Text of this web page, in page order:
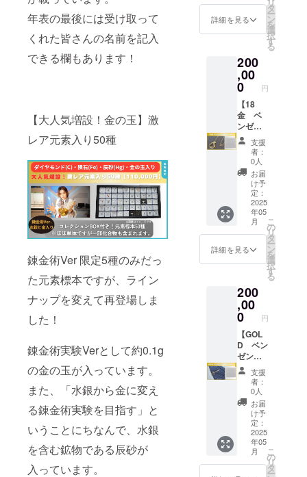
年表の最後には受け取って
くれた皆さんの名前を記入
できる欄もあります！
【大人気増設！金の玉】激
レア元素入り50種
錬金術Ver 限定5種のみだっ
た元素標本ですが、ライン
ナップを変えて再登場しま
した！
錬金術実験Verとして約0.1g
の金の玉が入っています。
また、「水銀から金に変え
る錬金術実験を目指す」と
いうことにちなんで、水銀
を含む鉱物である辰砂が
入っています。
先着順
で割り
レー版
画A4
額縁・
付き 送
料込み
詳しく
は動画
チェッ
ク！
https://
youtu.b
e/vTLK-
glSG5Q
※実験内
容・時
間は変
もござ
いま
す。 ※
関東の
ラボま
でお越
しいた
だける
方が対
象で
す。 ※
くられ
先生は
一部の
時間帯
に登場
しま
す。 高
校生以
場合、
保護者
の方2名
まで見
学が可
能で
す。 備
考欄記
載事
項：参
加者・
見学者
全員の
お名前
と年齢
をご記
載くだ
とも手
に入れ
てほし
覧： ゴ
シェナ
イト/モ
ルガナ
イト/フ
ローラ
イト/ペ
リドッ
ト/エメ
ラルド/
サファ
イア/ア
クアマ
リン/ル
ビー/ブ
ルージ
ルコン/
ジルコ
ン 限定
売で
す。 箱
サイ
ズ：
35.5×18
.5cm ※
一部宝
石が変
更にな
る場合
がござ
いま
す。
に変え
る錬金
術実験
いうこ
とにち
なん
で、水
銀を含
む鉱物
である
辰砂が
入って
いま
す。 ※
ケース
に入っ
た状態
で届き
ます。
【注意
事項】
※元素単
とんど
です
が、化
合物の
場合も
ありま
す。 ※
鉛など
有害な
ものも
ありま
すので
ケース
からは
取り出
さない
よう
新ロゴ
デザイ
ンのピ
す。 科
学好き
をさり
げなく
アピー
ルでき
る商品
です。
モチー
フは元
気先生
のト
レード
マーク
のベン
ゼン環
と、
ニュー
トンの
合わせ
たベン
ゼン
アップ
ルを採
用しま
した。
サイ
ズ：
1.5cm×
1.7cm ※
開発中
の商品
です。
詳細を見る
リ
タ
ー
ン
を
選
択
す
る
200
,00
0 円
【18
金 ベ
ンゼン
アップ
ルネッ
クレ
ス】 18
金で作
られ
た、
GENKI
LABO
新ロゴ
デザイ
ンの
す。 科
学好き
をさり
げなく
アピー
ルでき
る商品
です。
モチー
フは元
気先生
のト
レード
マーク
のベン
ゼン環
と、
支援
者：
0人
お届
け予
定：
2025
年05
月
詳細を見る
こ
の
リ
タ
ー
ン
を
選
択
す
る
200
,00
0 円
【GOL
D ベン
ゼン
アップ
ルネク
タイピ
ン】 10
金で作
られ
た、
GENKI
LABO
新ロゴ
支援
者：
0人
お届
け予
定：
2025
年05
月
こ
の
リ
タ
ー